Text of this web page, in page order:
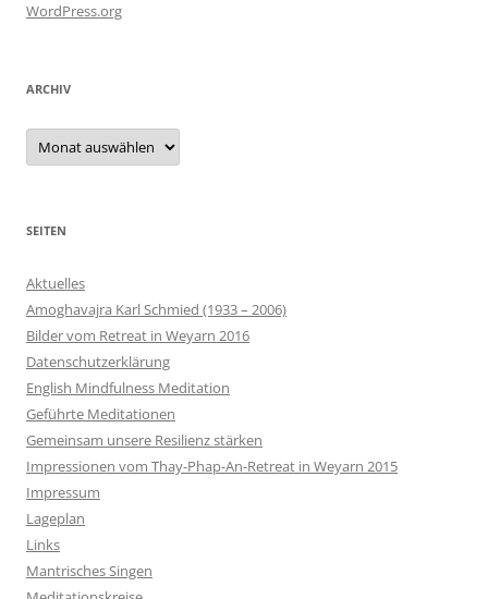
WordPress.org
ARCHIV
Archiv
SEITEN
Aktuelles
Amoghavajra Karl Schmied (1933 – 2006)
Bilder vom Retreat in Weyarn 2016
Datenschutzerklärung
English Mindfulness Meditation
Geführte Meditationen
Gemeinsam unsere Resilienz stärken
Impressionen vom Thay-Phap-An-Retreat in Weyarn 2015
Impressum
Lageplan
Links
Mantrisches Singen